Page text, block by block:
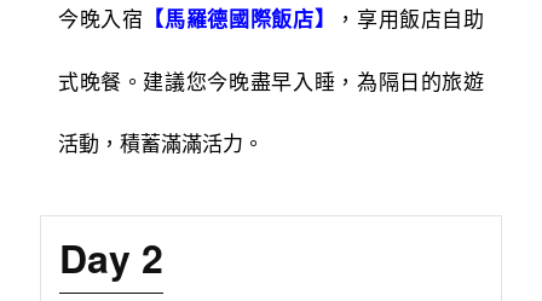
今晚入宿 【馬羅德國際飯店】 ，享用飯店自助
式晚餐。建議您今晚盡早入睡，為隔日的旅遊
活動，積蓄滿滿活力。
Day 2